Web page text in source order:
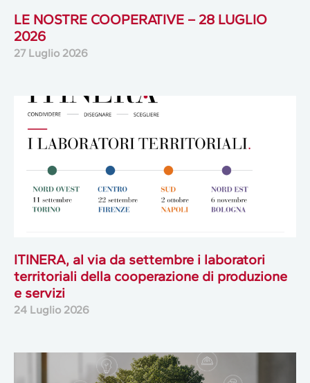
LE NOSTRE COOPERATIVE – 28 LUGLIO
2026
27 Luglio 2026
ITINERA, al via da settembre i laboratori
territoriali della cooperazione di produzione
e servizi
24 Luglio 2026